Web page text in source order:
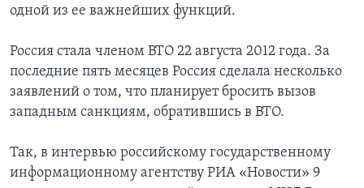
одной из ее важнейших функций.
Россия стала членом ВТО 22 августа 2012 года. За
последние пять месяцев Россия сделала несколько
заявлений о том, что планирует бросить вызов
западным санкциям, обратившись в ВТО.
Так, в интервью российскому государственному
информационному агентству РИА «Новости» 9